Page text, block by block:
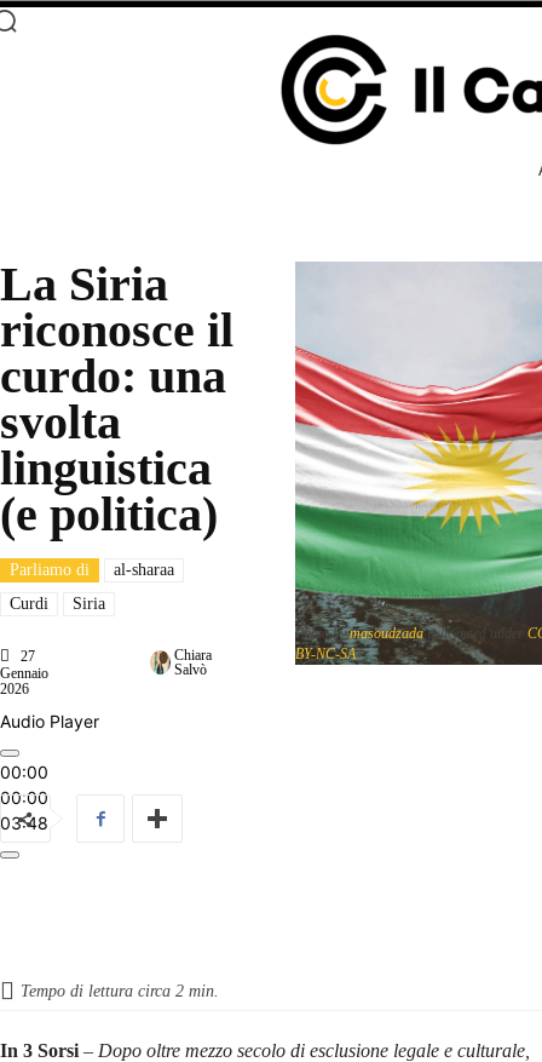
La Siria
riconosce il
curdo: una
svolta
linguistica
(e politica)
Parliamo di
al-sharaa
Curdi
Siria
27
Gennaio
2026
Chiara
Salvò
Audio Player
00:00
00:00
03:48
Photo bymasoudzadais licensed under
BY-NC-SA
Tempo di lettura circa 2 min.
In 3 Sorsi – Dopo oltre mezzo secolo di esclusione legale e culturale,